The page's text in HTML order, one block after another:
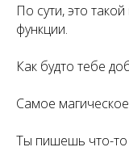
По сути, это
функции.
Как будто тебе
Самое
Ты пишешь что-то